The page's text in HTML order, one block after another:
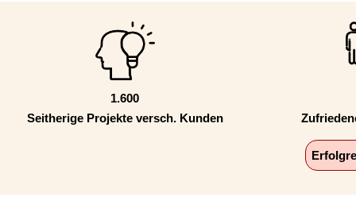
1.600
Seitherige Projekte versch. Kunden